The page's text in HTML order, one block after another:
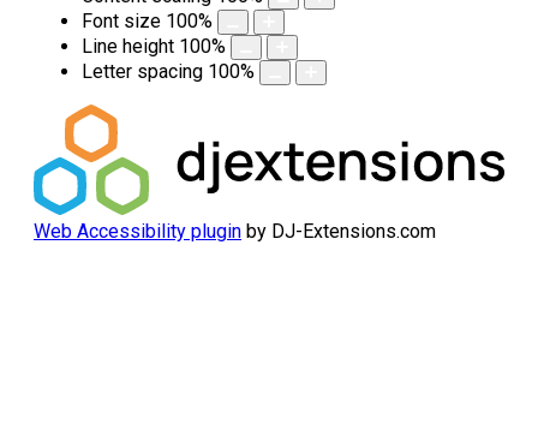
Font size 100%
Line height 100%
Letter spacing 100%
Web Accessibility plugin by DJ-Extensions.com